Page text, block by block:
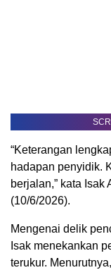
“Keterangan
hadapan penyidik.
berjalan,” kata Isak
(10/6/2026).
Mengenai delik
Isak menekankan
terukur.